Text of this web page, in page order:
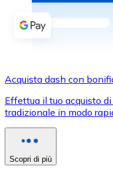
Acquista con
Bonifico SEPA
Usa le carte Visa e
Acquista con carta
Acquista dash con
Effettua il tuo acquisto
tradizionale in modo
Scopri di più